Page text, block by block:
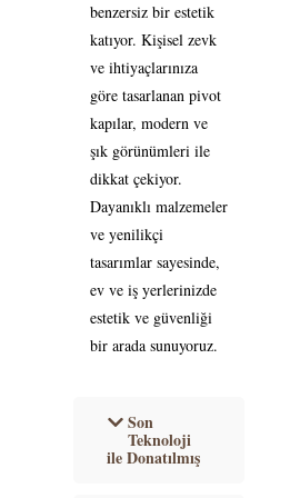
benzersiz bir estetik
katıyor. Kişisel zevk
ve ihtiyaçlarınıza
göre tasarlanan pivot
kapılar, modern ve
şık görünümleri ile
dikkat çekiyor.
Dayanıklı malzemeler
ve yenilikçi
tasarımlar sayesinde,
ev ve iş yerlerinizde
estetik ve güvenliği
bir arada sunuyoruz.
Son
Teknoloji
ile Donatılmış